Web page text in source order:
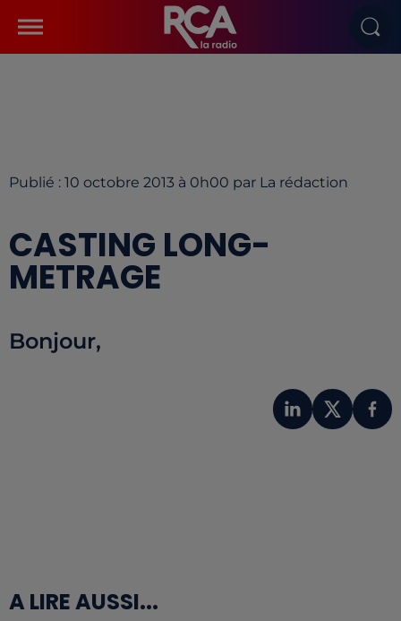
Publié : 10 octobre 2013 à 0h00 par La rédaction
CASTING LONG-
METRAGE
Bonjour,
A LIRE AUSSI...